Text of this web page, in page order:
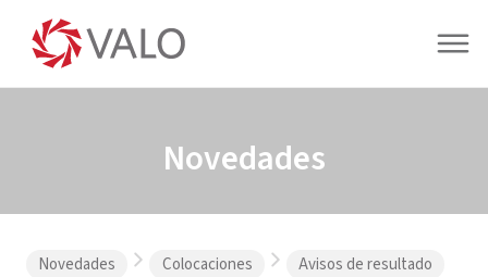
Novedades
Novedades Colocaciones Avisos de resultado